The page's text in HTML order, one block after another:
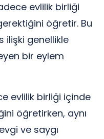
evlilik birliği
öğretir. Bu
ilişki genellikle
bir eylem
evlilik birliği içinde
öğretirken, aynı
ve saygı